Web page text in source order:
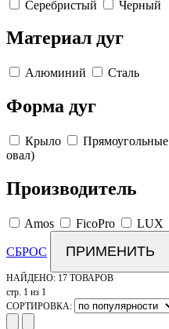
Серебристый Черный
Материал дуг
Алюминий Сталь
Форма дуг
Крыло Прямоугольные
овал)
Производитель
Amos FicoPro LUX
СБРОС ПРИМЕНИТЬ
НАЙДЕНО: 17 ТОВАРОВ
стр. 1 из 1
СОРТИРОВКА: